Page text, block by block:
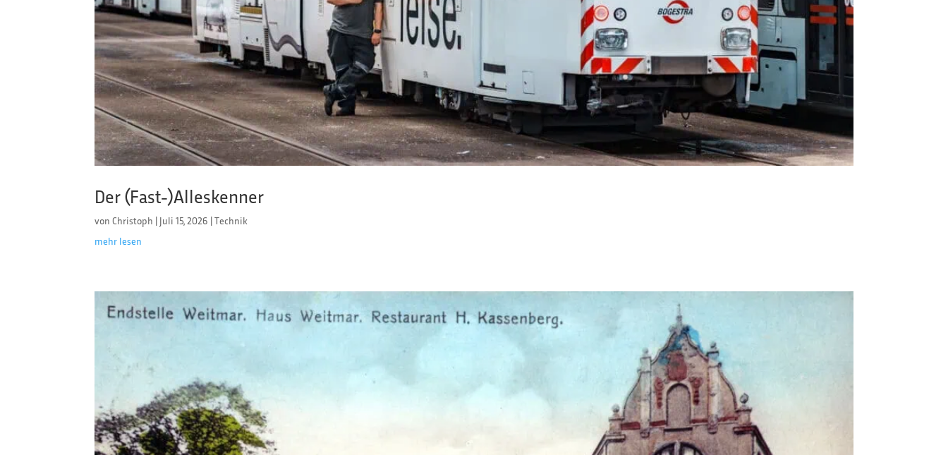
Der (Fast-)Alleskenner
vonChristoph | Juli 15, 2026 |Technik
mehr lesen